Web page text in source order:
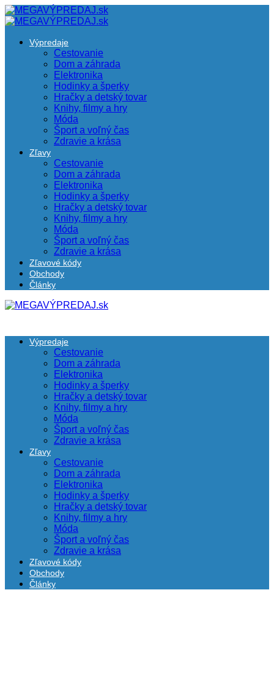
Výpredaje
Cestovanie
Dom a záhrada
Elektronika
Hodinky a šperky
Hračky a detský tovar
Knihy, filmy a hry
Móda
Šport a voľný čas
Zdravie a krása
Zľavy
Cestovanie
Dom a záhrada
Elektronika
Hodinky a šperky
Hračky a detský tovar
Knihy, filmy a hry
Móda
Šport a voľný čas
Zdravie a krása
Zľavové kódy
Obchody
Články
Výpredaje
Cestovanie
Dom a záhrada
Elektronika
Hodinky a šperky
Hračky a detský tovar
Knihy, filmy a hry
Móda
Šport a voľný čas
Zdravie a krása
Zľavy
Cestovanie
Dom a záhrada
Elektronika
Hodinky a šperky
Hračky a detský tovar
Knihy, filmy a hry
Móda
Šport a voľný čas
Zdravie a krása
Zľavové kódy
Obchody
Články